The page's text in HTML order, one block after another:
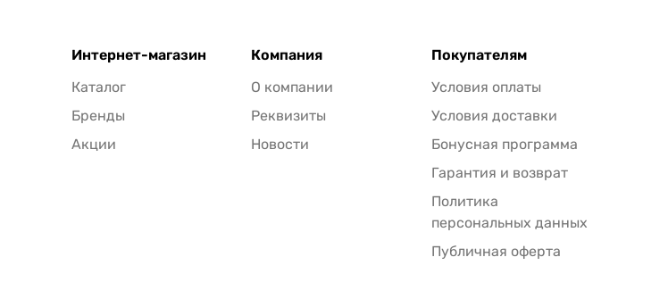
Интернет-магазин
Каталог
Бренды
Акции
Компания
О компании
Реквизиты
Новости
Покупателям
Условия оплаты
Условия доставки
Бонусная программа
Гарантия и возврат
Политика
персональных данных
Публичная оферта